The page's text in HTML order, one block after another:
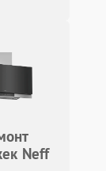
Neff